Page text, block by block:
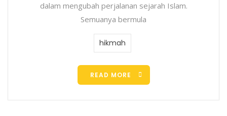
dalam mengubah perjalanan sejarah Islam.
Semuanya bermula
hikmah
READ MORE